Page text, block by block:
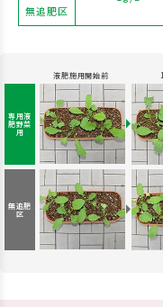
無追肥区
液肥施用開始前
専用液
肥野菜
用
無追肥
区